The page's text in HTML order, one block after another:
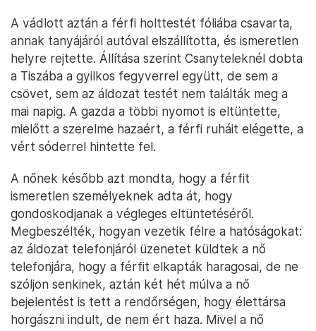
A vádlott aztán a férfi holttestét fóliába csavarta,
annak tanyájáról autóval elszállította, és ismeretlen
helyre rejtette. Állítása szerint Csanyteleknél dobta
a Tiszába a gyilkos fegyverrel együtt, de sem a
csövet, sem az áldozat testét nem találták meg a
mai napig. A gazda a többi nyomot is eltüntette,
mielőtt a szerelme hazaért, a férfi ruháit elégette, a
vért sóderrel hintette fel.
A nőnek később azt mondta, hogy a férfit
ismeretlen személyeknek adta át, hogy
gondoskodjanak a végleges eltüntetéséről.
Megbeszélték, hogyan vezetik félre a hatóságokat:
az áldozat telefonjáról üzenetet küldtek a nő
telefonjára, hogy a férfit elkapták haragosai, de ne
szóljon senkinek, aztán két hét múlva a nő
bejelentést is tett a rendőrségen, hogy élettársa
horgászni indult, de nem ért haza. Mivel a nő